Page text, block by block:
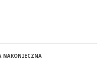
NAKONIECZNA